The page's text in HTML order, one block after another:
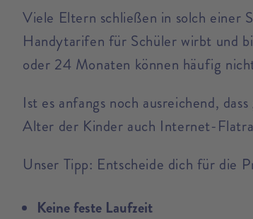
Viele Eltern schließen in solch einer
Handytarifen für Schüler wirbt und
oder 24 Monaten können häufig
Ist es anfangs noch ausreichend,
Alter der Kinder auch Internet-
Unser Tipp: Entscheide dich für die
Keine feste Laufzeit